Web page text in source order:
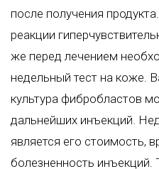
после получения
реакции
же перед лечением
недельный тест на коже.
культура фибробластов
дальнейших инъекций.
является его стоимость,
болезненность